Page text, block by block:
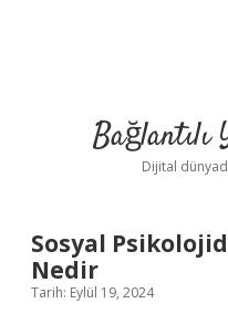
Bağlantılı
Dijital
Sosyal
Nedir
Tarih: Eylül 19, 2024